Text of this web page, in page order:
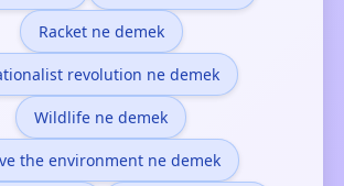
Racket ne demek
revolution ne demek
Wildlife ne demek
the environment ne demek